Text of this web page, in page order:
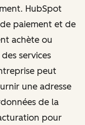
HubSpot
paiement et de
achète ou
services
peut
une adresse
de la
pour